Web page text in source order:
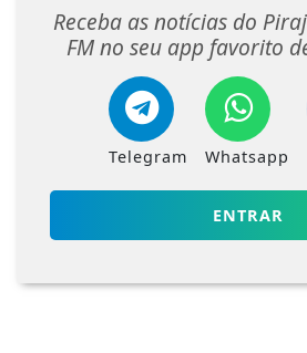
Receba as notícias do
FM no seu app favorito
Telegram Whatsapp
ENTRAR